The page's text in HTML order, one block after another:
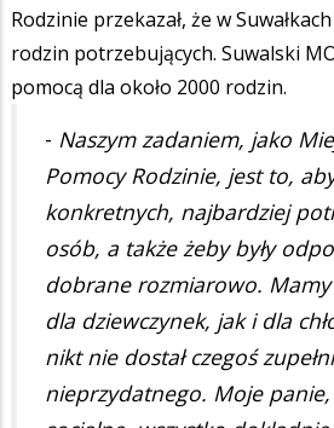
Rodzinie przekazał, że w
rodzin potrzebujących. Suwalski
pomocą dla około 2000 rodzin.
- Naszym zadaniem, jako
Pomocy Rodzinie, jest to,
konkretnych, najbardziej
osób, a także żeby były
dobrane rozmiarowo.
dla dziewczynek, jak i dla
nikt nie dostał czegoś
nieprzydatnego. Moje